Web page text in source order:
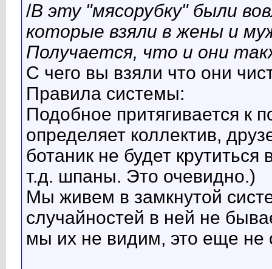
/В эту "мясорубку" были
которые взяли в жены и
Получается, что и они
С чего вы взяли что они
Правила системы:
Подобное притягивается
определяет коллектив,
ботаник не будет
т.д. шпаны. Это очевидно.)
Мы живем в замкнутой
случайностей в ней не
мы их не видим, это еще не